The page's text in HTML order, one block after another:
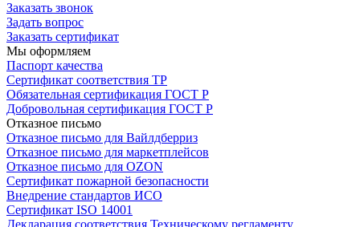
Заказать звонок
Задать вопрос
Заказать сертификат
Мы оформляем
Паспорт качества
Сертификат соответствия ТР
Обязательная сертификация ГОСТ Р
Добровольная сертификация ГОСТ Р
Отказное письмо
Отказное письмо для Вайлдберриз
Отказное письмо для маркетплейсов
Отказное письмо для OZON
Сертификат пожарной безопасности
Внедрение стандартов ИСО
Сертификат ISO 14001
Декларация соответствия Техническому регламенту